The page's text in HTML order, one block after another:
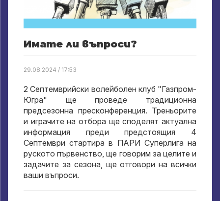
Имате ли въпроси?
29.08.2024 / 17:53
2 Септемврийски волейболен клуб "Газпром-
Югра" ще проведе традиционна
предсезонна пресконференция. Треньорите
и играчите на отбора ще споделят актуална
информация преди предстоящия 4
Септември стартира в ПАРИ Суперлига на
руското първенство, ще говорим за целите и
задачите за сезона, ще отговори на всички
ваши въпроси.